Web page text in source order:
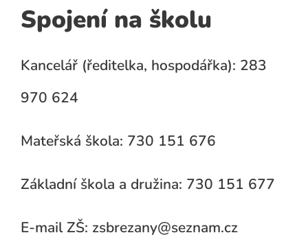
Spojení na školu
Kancelář (ředitelka, hospodářka): 283
970 624
Mateřská škola: 730 151 676
Základní škola a družina: 730 151 677
E-mail ZŠ: zsbrezany@seznam.cz